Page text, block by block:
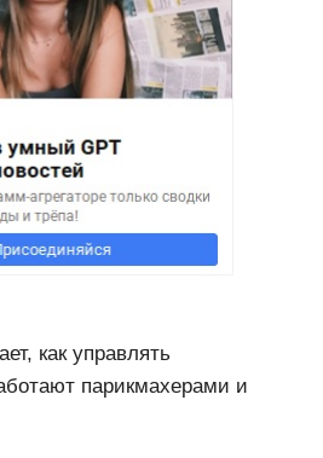
как управлять
парикмахерами и